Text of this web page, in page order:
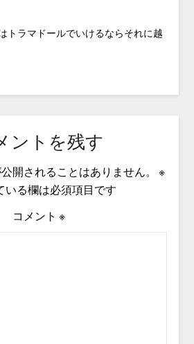
トラマドールでいけるならそれに越
ントを残す
開されることはありません。
※
いる欄は必須項目です
コメント ※